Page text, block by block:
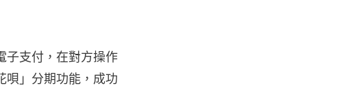
子支付，在對方操作
唄」分期功能，成功